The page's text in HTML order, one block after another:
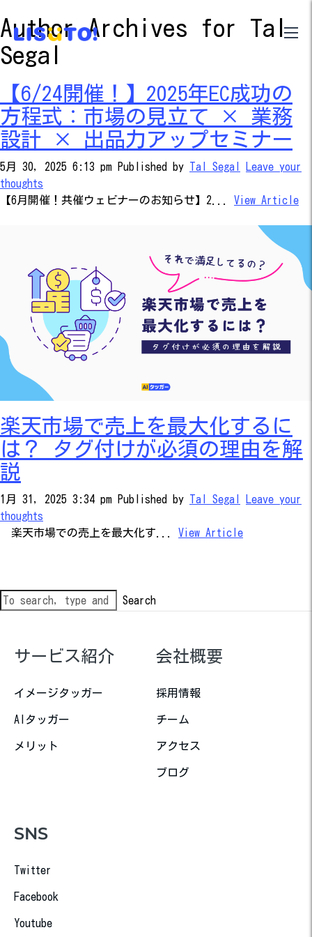
Author Archives for Tal
Segal
【6/24開催！】2025年EC成功の
方程式：市場の見立て × 業務
設計 × 出品力アップセミナー
5月 30, 2025 6:13 pm Published by Tal Segal
Leave your
thoughts
【6月開催！共催ウェビナーのお知らせ】2... View Article
楽天市場で売上を最大化するに
は？ タグ付けが必須の理由を解
説
1月 31, 2025 3:34 pm Published by Tal Segal
Leave your
thoughts
楽天市場での売上を最大化す... View Article
Search
サービス紹介
イメージタッガー
AIタッガー
メリット
会社概要
採用情報
チーム
アクセス
ブログ
SNS
Twitter
Facebook
Youtube